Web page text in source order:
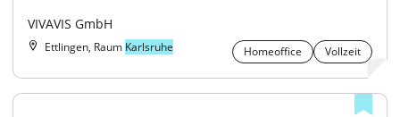
VIVAVIS GmbH
Ettlingen, Raum Karlsruhe Homeoffice Vollzeit